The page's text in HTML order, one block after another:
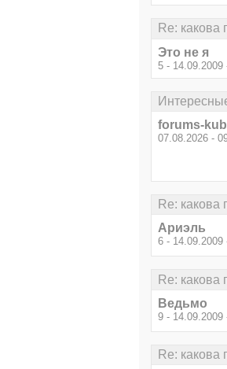
Re: какова
Это не я
5 - 14.09.2009
forums-
07.08.2026 -
Re: какова
Ариэль
6 - 14.09.2009
Re: какова
Ведьмо
9 - 14.09.2009
Re: какова